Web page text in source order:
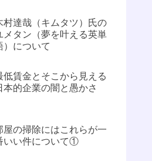
村達哉（キムタツ）氏の
メタン（夢を叶える英単
）について
低賃金とそこから見える
本的企業の闇と愚かさ
屋の掃除にはこれらが一
いい件について①